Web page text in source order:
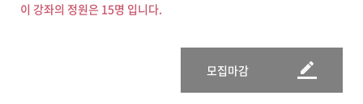
이 강좌의 정원은 15명 입니다.
모집마감